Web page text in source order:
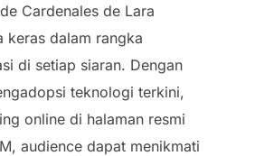
Cardenales de Lara
keras dalam rangka
di setiap siaran. Dengan
teknologi terkini,
online di halaman resmi
audience dapat menikmati